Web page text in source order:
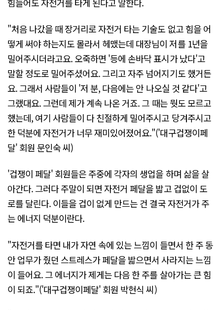
"처음 나갔을 때 장거리로 자전거 타는 기술도 없고 힘을 어
떻게 써야 하는지도 몰라서 헤맸는데 대장님이 저를 1년을
밀어주시더라고요. 오죽하면 '등에 손바닥 표시가 났다'고
말할 정도로 밀어주셨어요. 그리고 자주 넘어지기도 했거든
요. 그래서 사람들이 '저 분, 다음에는 안 나오실 것 같다'고
그랬대요. 그런데 제가 계속 나온 거죠. 그 때는 뭣도 모르고
했는데, 여기 사람들이 다 친절하게 밀어주시고 당겨주시고
한 덕분에 자전거가 너무 재미있어졌어요."('대구겁쟁이페
달' 회원 문인숙 씨)
'겁쟁이 페달' 회원들은 주중에 각자의 생업을 하며 삶을 살
아간다. 그러다 주말이 되면 자전거 페달을 밟고 겁없이 도
로를 달린다. 이들을 겁이 없게 만드는 건 결국 자전거가 주
는 에너지 덕분이란다.
"자전거를 타면 내가 자연 속에 있는 느낌이 들면서 한 주 동
안 업무가 줬던 스트레스가 페달을 밟으면서 사라지는 느낌
이 들어요. 그 에너지가 제게는 다음 한 주를 살아가는 큰 힘
이 되죠."('대구겁쟁이페달' 회원 박현식 씨)